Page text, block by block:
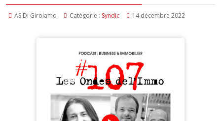
AS Di Girolamo Catégorie : Syndic 14 décembre 2022